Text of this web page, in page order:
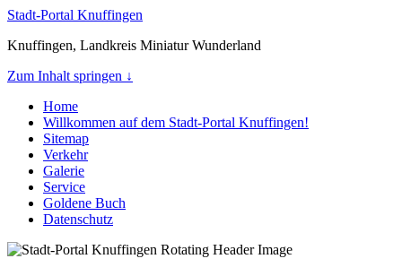
Stadt-Portal Knuffingen
Knuffingen, Landkreis Miniatur Wunderland
Zum Inhalt springen ↓
Home
Willkommen auf dem Stadt-Portal Knuffingen!
Sitemap
Verkehr
Galerie
Service
Goldene Buch
Datenschutz